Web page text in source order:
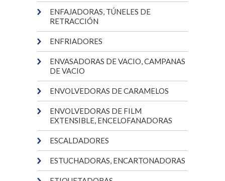
ENFAJADORAS, TÚNELES DE
RETRACCIÓN
ENFRIADORES
ENVASADORAS DE VACIO, CAMPANAS
DE VACIO
ENVOLVEDORAS DE CARAMELOS
ENVOLVEDORAS DE FILM
EXTENSIBLE, ENCELOFANADORAS
ESCALDADORES
ESTUCHADORAS, ENCARTONADORAS